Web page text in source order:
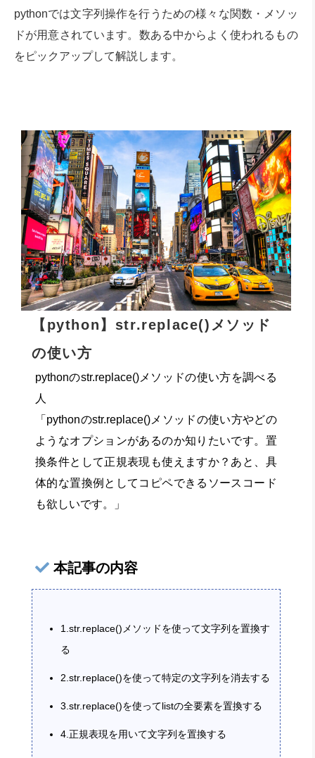
pythonでは文字列操作を行うための様々な関数・メソッ
ドが用意されています。数ある中からよく使われるもの
をピックアップして解説します。
【python】str.replace()メソッド
の使い方
pythonのstr.replace()メソッドの使い方を調べる
人
「pythonのstr.replace()メソッドの使い方やどの
ようなオプションがあるのか知りたいです。置
換条件として正規表現も使えますか？あと、具
体的な置換例としてコピペできるソースコード
も欲しいです。」
本記事の内容
1.str.replace()メソッドを使って文字列を置換す
る
2.str.replace()を使って特定の文字列を消去する
3.str.replace()を使ってlistの全要素を置換する
4.正規表現を用いて文字列を置換する